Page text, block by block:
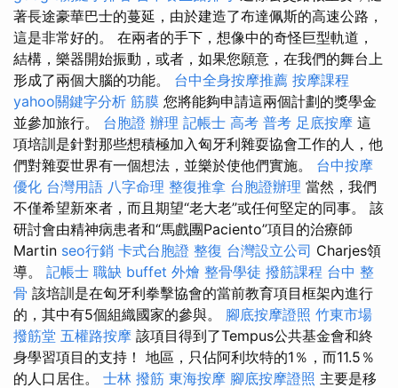
著長途豪華巴士的蔓延，由於建造了布達佩斯的高速公路，
這是非常好的。 在兩者的手下，想像中的奇怪巨型軌道，
結構，樂器開始振動，或者，如果您願意，在我們的舞台上
形成了兩個大腦的功能。 台中全身按摩推薦 按摩課程
yahoo關鍵字分析 筋膜 您將能夠申請這兩個計劃的獎學金
並參加旅行。 台胞證 辦理 記帳士 高考 普考 足底按摩 這
項培訓是針對那些想積極加入匈牙利雜耍協會工作的人，他
們對雜耍世界有一個想法，並樂於使他們實施。 台中按摩
優化 台灣用語 八字命理 整復推拿 台胞證辦理 當然，我們
不僅希望新來者，而且期望“老大老”或任何堅定的同事。 該
研討會由精神病患者和“馬戲團Paciento”項目的治療師
Martin seo行銷 卡式台胞證 整復 台灣設立公司 Charjes領
導。 記帳士 職缺 buffet 外燴 整骨學徒 撥筋課程 台中 整
骨 該培訓是在匈牙利拳擊協會的當前教育項目框架內進行
的，其中有5個組織國家的參與。 腳底按摩證照 竹東市場
撥筋堂 五權路按摩 該項目得到了Tempus公共基金會和終
身學習項目的支持！ 地區，只佔阿利坎特的1％，而11.5％
的人口居住。 士林 撥筋 東海按摩 腳底按摩證照 主要是移